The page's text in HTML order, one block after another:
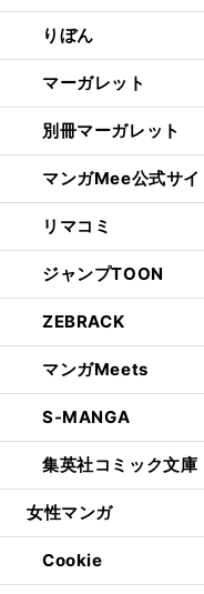
りぼん
マーガレット
別冊マーガレット
マンガMee公式サイ
リマコミ
ジャンプTOON
ZEBRACK
マンガMeets
S-MANGA
集英社コミック文庫
女性マンガ
Cookie